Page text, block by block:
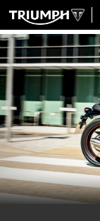
試乗車一覧
認定中古車
アクセサリー
クロージング
アップデート
店舗情報